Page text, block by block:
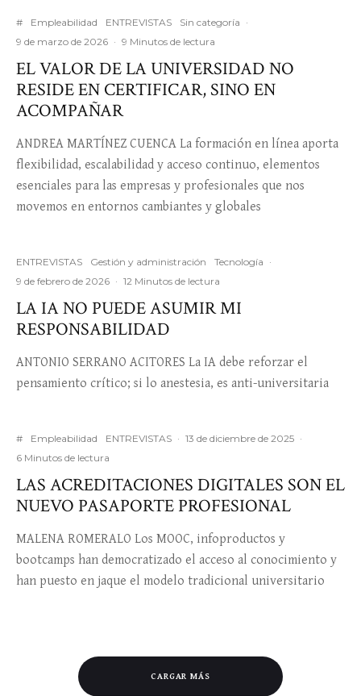
# Empleabilidad ENTREVISTAS Sin categoría ·
9 de marzo de 2026 · 9 Minutos de lectura
EL VALOR DE LA UNIVERSIDAD NO
RESIDE EN CERTIFICAR, SINO EN
ACOMPAÑAR
ANDREA MARTÍNEZ CUENCA La formación en línea aporta
flexibilidad, escalabilidad y acceso continuo, elementos
esenciales para las empresas y profesionales que nos
movemos en entornos cambiantes y globales
ENTREVISTAS Gestión y administración Tecnología ·
9 de febrero de 2026 · 12 Minutos de lectura
LA IA NO PUEDE ASUMIR MI
RESPONSABILIDAD
ANTONIO SERRANO ACITORES La IA debe reforzar el
pensamiento crítico; si lo anestesia, es anti-universitaria
# Empleabilidad ENTREVISTAS · 13 de diciembre de 2025 ·
6 Minutos de lectura
LAS ACREDITACIONES DIGITALES SON EL
NUEVO PASAPORTE PROFESIONAL
MALENA ROMERALO Los MOOC, infoproductos y
bootcamps han democratizado el acceso al conocimiento y
han puesto en jaque el modelo tradicional universitario
CARGAR MÁS